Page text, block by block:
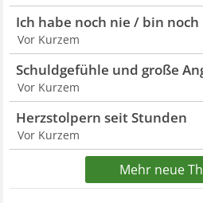
Ich habe noch nie / bin noch
Vor Kurzem
Schuldgefühle und große
Vor Kurzem
Herzstolpern seit Stunden
Vor Kurzem
Mehr neue